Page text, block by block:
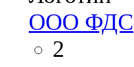
ООО ФДС
2